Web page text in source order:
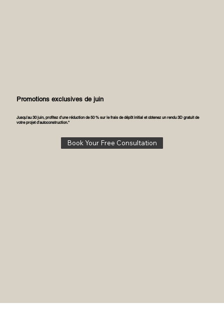
Promotions exclusives de juin
Jusqu’au 30 juin, profitez d’une réduction de 50 % sur le frais de dépôt initial et obtenez un rendu 3D gratuit de
votre projet d’autoconstruction.*
Book Your Free Consultation